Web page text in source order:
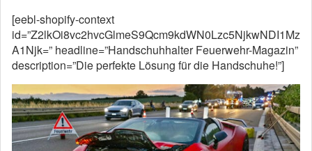
[eebl-shopify-context
id=”Z2lkOi8vc2hvcGlmeS9Qcm9kdWN0Lzc5NjkwNDI1Mz
A1Njk=” headline=”Handschuhhalter Feuerwehr-Magazin”
description=”Die perfekte Lösung für die Handschuhe!”]